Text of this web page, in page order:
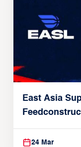
East Asia
Global
24 Mar